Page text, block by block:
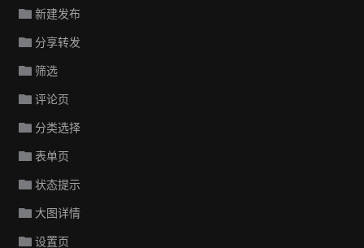
新建发布
分享转发
筛选
评论页
分类选择
表单页
状态提示
大图详情
设置页